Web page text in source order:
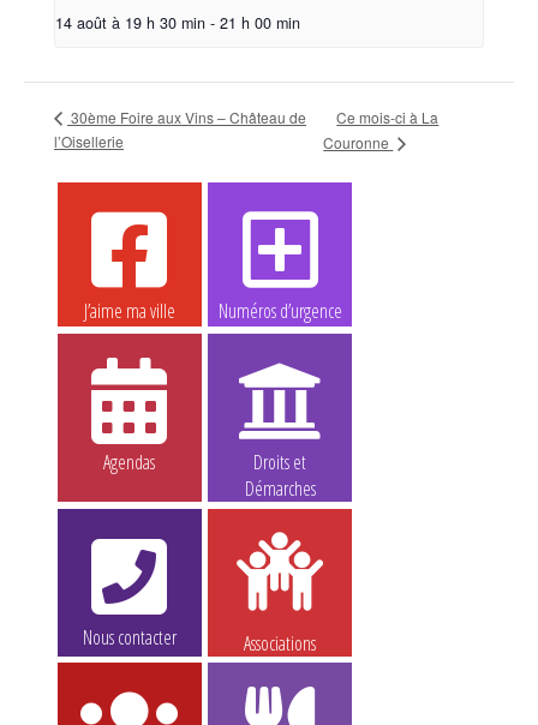
14 août à 19 h 30 min - 21 h 00 min
30ème Foire aux Vins – Château de
l’Oisellerie
Ce mois-ci à La
Couronne
J’aime ma ville Numéros d’urgence
Agendas
Droits et
Démarches
Nous contacter Associations